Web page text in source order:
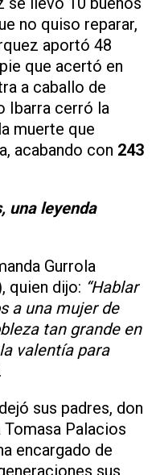
no quiso reparar,
aportó 48
que acertó en
a caballo de
Ibarra cerró la
muerte que
acabando con 243
una leyenda
Gurrola
quien dijo: “Hablar
a una mujer de
tan grande en
valentía para
sus padres, don
Palacios
encargado de